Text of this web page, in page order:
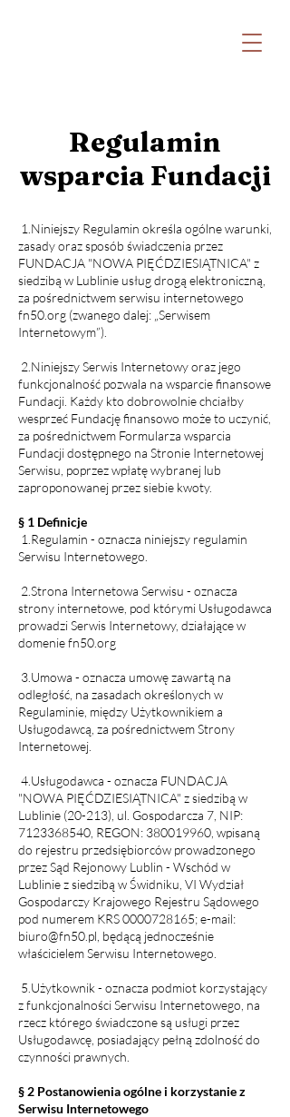
Regulamin
wsparcia Fundacji
1.Niniejszy Regulamin określa ogólne warunki,
zasady oraz sposób świadczenia przez
FUNDACJA "NOWA PIĘĆDZIESIĄTNICA" z
siedzibą w Lublinie usług drogą elektroniczną,
za pośrednictwem serwisu internetowego
fn50.org (zwanego dalej: „Serwisem
Internetowym”).
2.Niniejszy Serwis Internetowy oraz jego
funkcjonalność pozwala na wsparcie finansowe
Fundacji. Każdy kto dobrowolnie chciałby
wesprzeć Fundację finansowo może to uczynić,
za pośrednictwem Formularza wsparcia
Fundacji dostępnego na Stronie Internetowej
Serwisu, poprzez wpłatę wybranej lub
zaproponowanej przez siebie kwoty.
§ 1 Definicje
1.Regulamin - oznacza niniejszy regulamin
Serwisu Internetowego.
2.Strona Internetowa Serwisu - oznacza
strony internetowe, pod którymi Usługodawca
prowadzi Serwis Internetowy, działające w
domenie fn50.org
3.Umowa - oznacza umowę zawartą na
odległość, na zasadach określonych w
Regulaminie, między Użytkownikiem a
Usługodawcą, za pośrednictwem Strony
Internetowej.
4.Usługodawca - oznacza FUNDACJA
"NOWA PIĘĆDZIESIĄTNICA" z siedzibą w
Lublinie (20-213), ul. Gospodarcza 7, NIP:
7123368540 , REGON: 380019960 , wpisaną
do rejestru przedsiębiorców prowadzonego
przez Sąd Rejonowy Lublin - Wschód w
Lublinie z siedzibą w Świdniku, VI Wydział
Gospodarczy Krajowego Rejestru Sądowego
pod numerem KRS0000728165; e-mail:
biuro@fn50.pl , będącą jednocześnie
właścicielem Serwisu Internetowego.
5.Użytkownik - oznacza podmiot korzystający
z funkcjonalności Serwisu Internetowego, na
rzecz którego świadczone są usługi przez
Usługodawcę, posiadający pełną zdolność do
czynności prawnych.
§ 2 Postanowienia ogólne i korzystanie z
Serwisu Internetowego